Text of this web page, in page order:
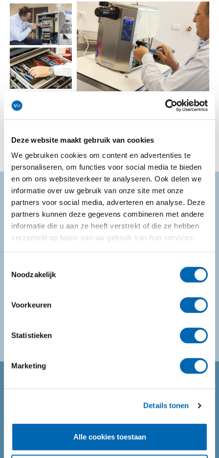
Deze website maakt gebruik van cookies
We gebruiken cookies om content en advertenties te
personaliseren, om functies voor social media te bieden
en om ons websiteverkeer te analyseren. Ook delen we
informatie over uw gebruik van onze site met onze
partners voor social media, adverteren en analyse. Deze
partners kunnen deze gegevens combineren met andere
informatie die u aan ze heeft verstrekt of die ze hebben
verzameld op basis van uw gebruik van hun services.
Noodzakelijk
Voorkeuren
Statistieken
Marketing
Details tonen
Alle cookies toestaan
Serviceteam
Magazijn
Direct naar
Service